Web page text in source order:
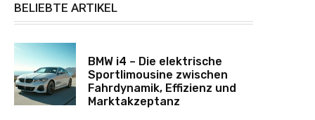
BELIEBTE ARTIKEL
BMW i4 – Die elektrische
Sportlimousine zwischen
Fahrdynamik, Effizienz und
Marktakzeptanz